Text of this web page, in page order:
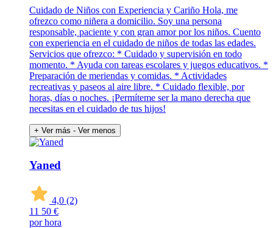
Cuidado de Niños con Experiencia y Cariño Hola, me
ofrezco como niñera a domicilio. Soy una persona
responsable, paciente y con gran amor por los niños. Cuento
con experiencia en el cuidado de niños de todas las edades.
Servicios que ofrezco: * Cuidado y supervisión en todo
momento. * Ayuda con tareas escolares y juegos educativos. *
Preparación de meriendas y comidas. * Actividades
recreativas y paseos al aire libre. * Cuidado flexible, por
horas, días o noches. ¡Permíteme ser la mano derecha que
necesitas en el cuidado de tus hijos!
+ Ver más - Ver menos
Yaned
4,0 (2)
11 50 €
por hora